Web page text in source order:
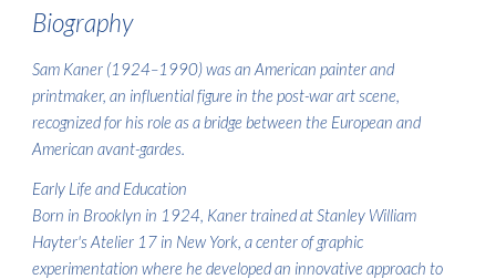
Biography
Sam Kaner (1924–1990) was an American painter and
printmaker, an influential figure in the post-war art scene,
recognized for his role as a bridge between the European and
American avant-gardes.
Early Life and Education
Born in Brooklyn in 1924, Kaner trained at Stanley William
Hayter's Atelier 17 in New York, a center of graphic
experimentation where he developed an innovative approach to